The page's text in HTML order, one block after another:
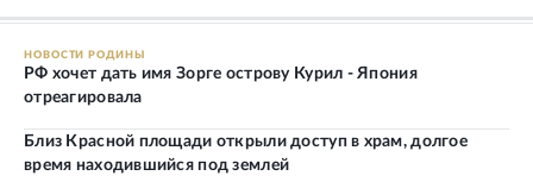
НОВОСТИ РОДИНЫ
РФ хочет дать имя Зорге острову Курил - Япония
отреагировала
Близ Красной площади открыли доступ в храм, долгое
время находившийся под землей